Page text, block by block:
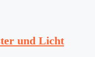
und Licht